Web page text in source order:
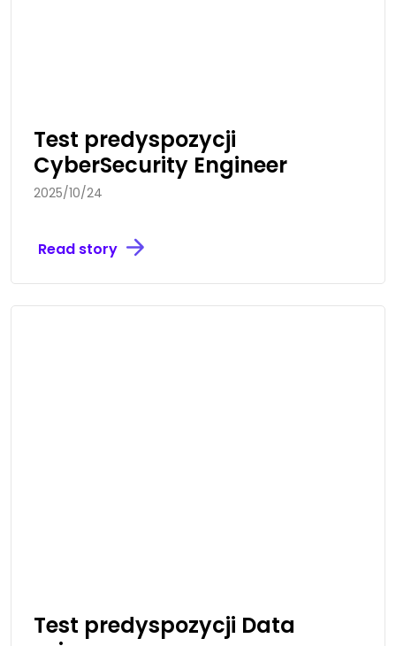
Test predyspozycji
CyberSecurity Engineer
2025/10/24
Read story
Test predyspozycji Data